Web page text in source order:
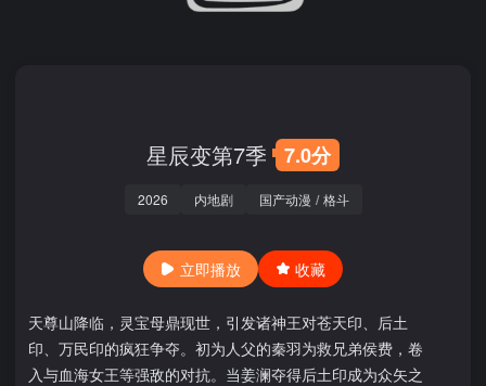
星辰变第7季 7.0分
2026 内地剧 国产动漫 / 格斗
立即播放 收藏
天尊山降临，灵宝母鼎现世，引发诸神王对苍天印、后土
印、万民印的疯狂争夺。初为人父的秦羽为救兄弟侯费，卷
入与血海女王等强敌的对抗。当姜澜夺得后土印成为众矢之